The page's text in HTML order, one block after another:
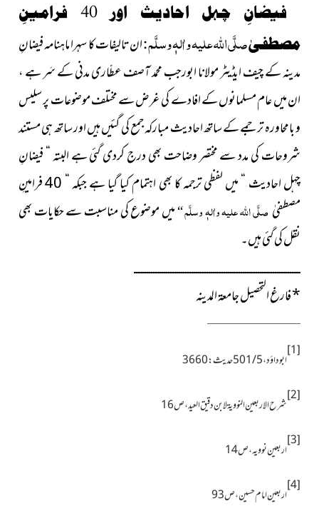
فیضانِ چہل احادیث اور 40 فرامینِ
مصطفیٰصلَّی اللہ علیہ واٰلہٖ وسلَّم:ان تالیفات کا سہرا ماہنامہ فیضانِ
مدینہ کے چیف ایڈیٹر مولانا ابورجب محمد آصف عطّاری مدنی کے سَر ہے ،
ان میں عام مسلمانوں کے افادے کی غرض سے مختلف موضوعات پر سلیس
و بامحاورہ ترجمے کے ساتھ احادیث مبارکہ جمع کی گئیں ہیں اور ساتھ ہی مستند
شروحات کی مدد سے مختصر وضاحت بھی درج کردی گئی ہے البتہ “ فیضانِ
چہل احادیث “ میں لفظی ترجمہ کا بھی اہتمام کیا گیا ہے جبکہ “ 40 فرامینِ
مصطفیٰصلَّی اللہ علیہ واٰلہٖ وسلَّم“ میں موضوع کی مناسبت سے حکایات بھی
نقل کی گئی ہیں۔
ــــــــــــــــــــــــــــــــــــــــــــــــــــــــــــــــــــــــــــــ
*فارغ التحصیل جامعۃ المدینہ
[1]
ابو داؤد ، 5 / 501 حدیث : 3660
[2]
شرح الاربعین النوویۃ لابن دقیق العید ، ص 16
[3]
اربعین نوویہ ، ص 14
[4]
اربعین امام حسین ، ص93